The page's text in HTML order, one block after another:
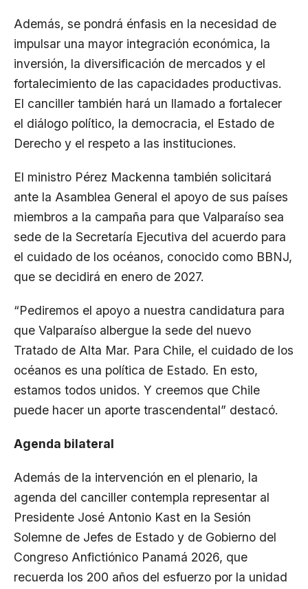
Además, se pondrá énfasis en la necesidad de
impulsar una mayor integración económica, la
inversión, la diversificación de mercados y el
fortalecimiento de las capacidades productivas.
El canciller también hará un llamado a fortalecer
el diálogo político, la democracia, el Estado de
Derecho y el respeto a las instituciones.
El ministro Pérez Mackenna también solicitará
ante la Asamblea General el apoyo de sus países
miembros a la campaña para que Valparaíso sea
sede de la Secretaría Ejecutiva del acuerdo para
el cuidado de los océanos, conocido como BBNJ,
que se decidirá en enero de 2027.
“Pediremos el apoyo a nuestra candidatura para
que Valparaíso albergue la sede del nuevo
Tratado de Alta Mar. Para Chile, el cuidado de los
océanos es una política de Estado. En esto,
estamos todos unidos. Y creemos que Chile
puede hacer un aporte trascendental” destacó.
Agenda bilateral
Además de la intervención en el plenario, la
agenda del canciller contempla representar al
Presidente José Antonio Kast en la Sesión
Solemne de Jefes de Estado y de Gobierno del
Congreso Anfictiónico Panamá 2026, que
recuerda los 200 años del esfuerzo por la unidad